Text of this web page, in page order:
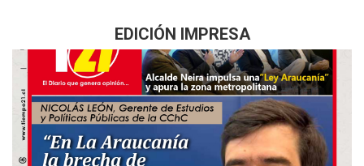
EDICIÓN IMPRESA